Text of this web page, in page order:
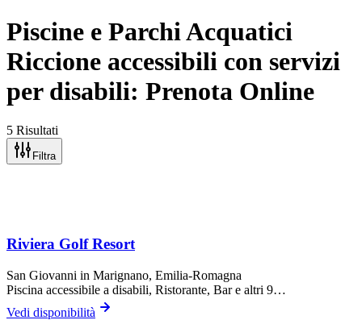
Piscine e Parchi Acquatici
Riccione accessibili con servizi
per disabili: Prenota Online
5 Risultati
Filtra
Riviera Golf Resort
San Giovanni in Marignano, Emilia-Romagna
Piscina accessibile a disabili, Ristorante, Bare altri 9…
Vedi disponibilità